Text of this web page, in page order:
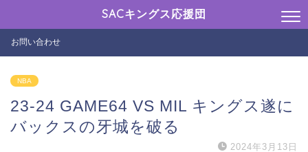
SACキングス応援団
お問い合わせ
NBA
23-24 GAME64 VS MIL キングス遂に
バックスの牙城を破る
2024年3月13日